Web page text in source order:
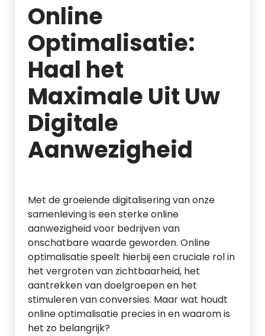
Online
Optimalisatie:
Haal het
Maximale Uit Uw
Digitale
Aanwezigheid
Met de groeiende digitalisering van onze
samenleving is een sterke online
aanwezigheid voor bedrijven van
onschatbare waarde geworden. Online
optimalisatie speelt hierbij een cruciale rol in
het vergroten van zichtbaarheid, het
aantrekken van doelgroepen en het
stimuleren van conversies. Maar wat houdt
online optimalisatie precies in en waarom is
het zo belangrijk?